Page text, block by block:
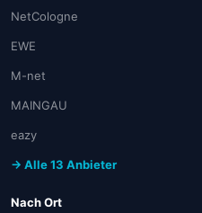
NetCologne
EWE
M-net
MAINGAU
eazy
→ Alle 13 Anbieter
Nach Ort